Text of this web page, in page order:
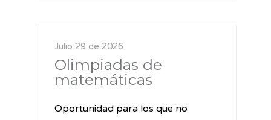
Julio 29 de 2026
Olimpiadas de
matemáticas
Oportunidad para los que no